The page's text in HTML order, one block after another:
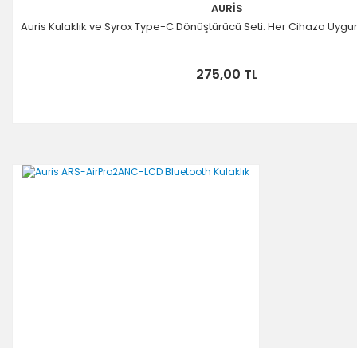
AURİS
Auris Kulaklık ve Syrox Type-C Dönüştürücü Seti: Her Cihaza
275,00 TL